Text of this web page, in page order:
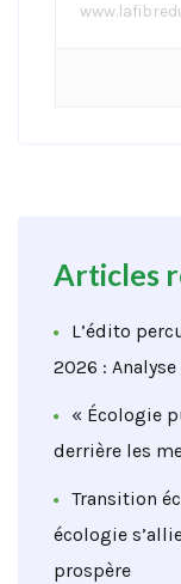
Articles
L’édito
2026 :
« Écologie
derrière les
Transition
écologie
prospère